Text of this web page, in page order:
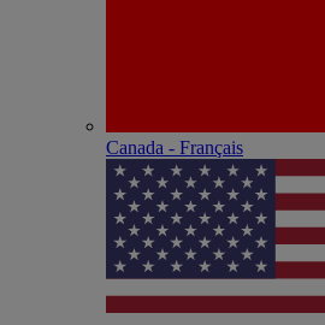
Canada - Français